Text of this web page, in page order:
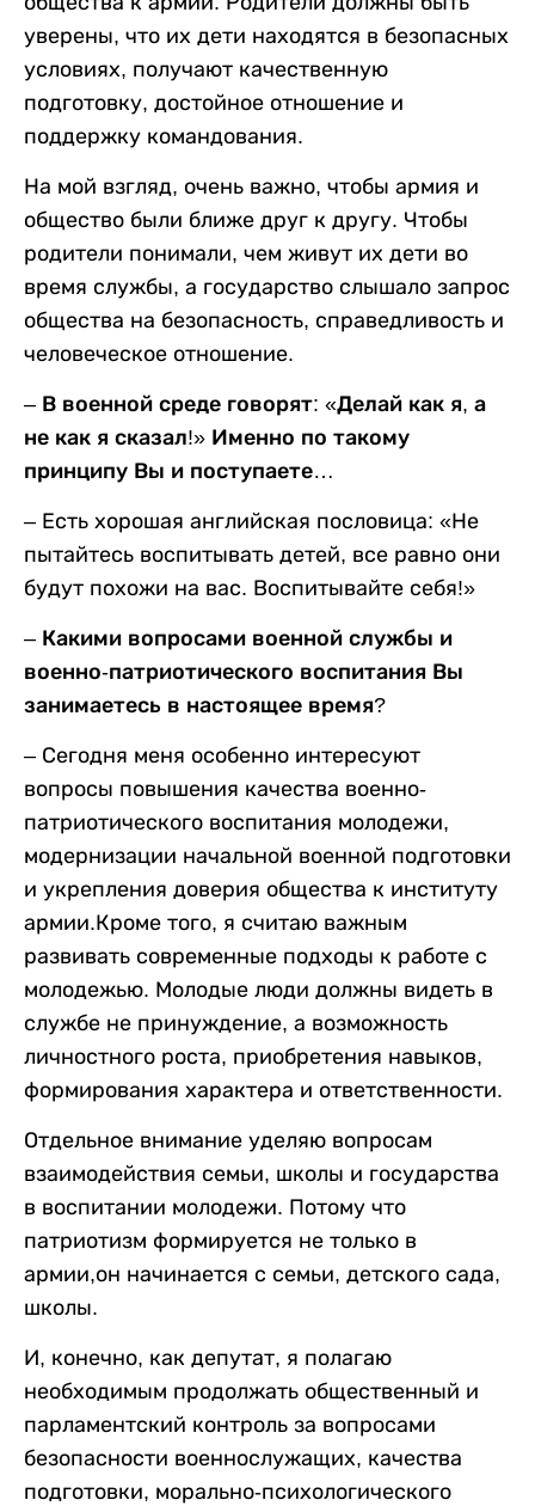
уверены, что их дети находятся в безопасных
условиях, получают качественную
подготовку, достойное отношение и
поддержку командования.
На мой взгляд, очень важно, чтобы армия и
общество были ближе друг к другу. Чтобы
родители понимали, чем живут их дети во
время службы, а государство слышало запрос
общества на безопасность, справедливость и
человеческое отношение.
– В военной среде говорят: «Делай как я, а
не как я сказал!» Именно по такому
принципу Вы и поступаете…
– Есть хорошая английская пословица: «Не
пытайтесь воспитывать детей, все равно они
будут похожи на вас. Воспитывайте себя!»
– Какими вопросами военной службы и
военно-патриотического воспитания Вы
занимаетесь в настоящее время?
– Сегодня меня особенно интересуют
вопросы повышения качества военно-
патриотического воспитания молодежи,
модернизации начальной военной подготовки
и укрепления доверия общества к институту
армии.Кроме того, я считаю важным
развивать современные подходы к работе с
молодежью. Молодые люди должны видеть в
службе не принуждение, а возможность
личностного роста, приобретения навыков,
формирования характера и ответственности.
Отдельное внимание уделяю вопросам
взаимодействия семьи, школы и государства
в воспитании молодежи. Потому что
патриотизм формируется не только в
армии,он начинается с семьи, детского сада,
школы.
И, конечно, как депутат, я полагаю
необходимым продолжать общественный и
парламентский контроль за вопросами
безопасности военнослужащих, качества
подготовки, морально-психологического